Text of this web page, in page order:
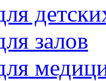
залов